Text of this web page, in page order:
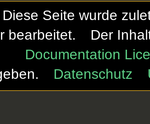
Diese Seite wurde
bearbeitet.
Der
Documentation
Datenschutz